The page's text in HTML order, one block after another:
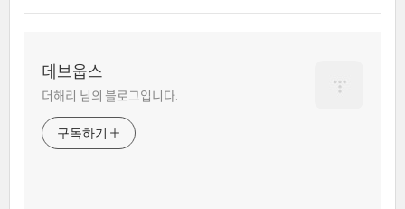
데브웁스
더해리 님의 블로그입니다.
구독하기